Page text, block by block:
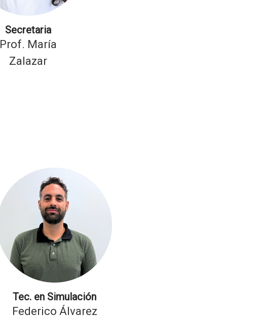
Secretaria
Prof. María
Zalazar
Tec. en Simulación
Federico Álvarez